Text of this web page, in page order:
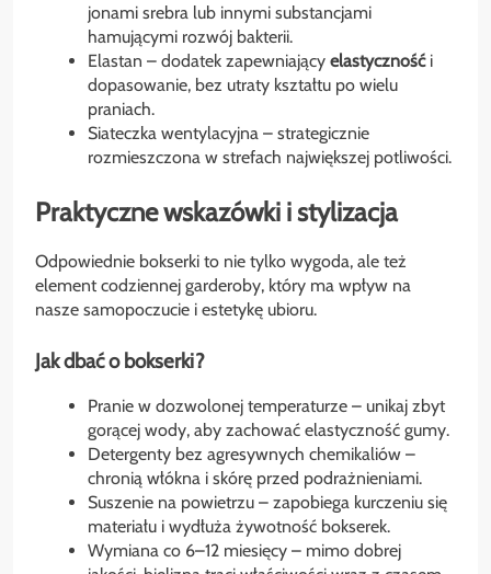
jonami srebra lub innymi substancjami
hamującymi rozwój bakterii.
Elastan – dodatek zapewniający elastycznośći
dopasowanie, bez utraty kształtu po wielu
praniach.
Siateczka wentylacyjna – strategicznie
rozmieszczona w strefach największej potliwości.
Praktyczne wskazówki i stylizacja
Odpowiednie bokserki to nie tylko wygoda, ale też
element codziennej garderoby, który ma wpływ na
nasze samopoczucie i estetykę ubioru.
Jak dbać o bokserki?
Pranie w dozwolonej temperaturze – unikaj zbyt
gorącej wody, aby zachować elastyczność gumy.
Detergenty bez agresywnych chemikaliów –
chronią włókna i skórę przed podrażnieniami.
Suszenie na powietrzu – zapobiega kurczeniu się
materiału i wydłuża żywotność bokserek.
Wymiana co 6–12 miesięcy – mimo dobrej